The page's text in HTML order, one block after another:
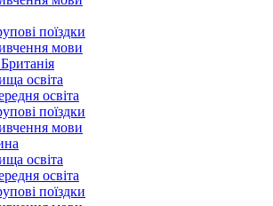
поїздки
мови
освіта
освіта
поїздки
мови
освіта
освіта
поїздки